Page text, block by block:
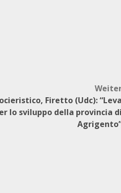
Firetto (Udc):
lo sviluppo della provincia